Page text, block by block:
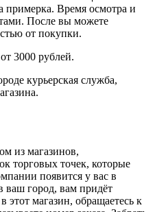
примерка. Время осмотра и
После вы можете
от покупки.
3000 рублей.
курьерская служба,
из магазинов,
торговых точек, которые
появится у вас в
ваш город, вам придёт
этот магазин, обращаетесь к